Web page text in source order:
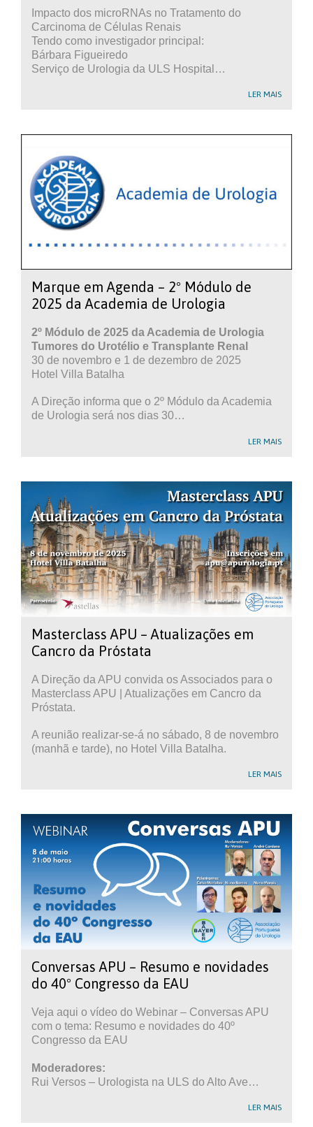
Impacto dos microRNAs no Tratamento do
Carcinoma de Células Renais
Tendo como investigador principal:
Bárbara Figueiredo
Serviço de Urologia da ULS Hospital…
LER MAIS
Marque em Agenda – 2º Módulo de
2025 da Academia de Urologia
2º Módulo de 2025 da Academia de Urologia
Tumores do Urotélio e Transplante Renal
30 de novembro e 1 de dezembro de 2025
Hotel Villa Batalha
A Direção informa que o 2º Módulo da Academia
de Urologia será nos dias 30…
LER MAIS
Masterclass APU – Atualizações em
Cancro da Próstata
A Direção da APU convida os Associados para o
Masterclass APU | Atualizações em Cancro da
Próstata.
A reunião realizar-se-á no sábado, 8 de novembro
(manhã e tarde), no Hotel Villa Batalha.
LER MAIS
Conversas APU – Resumo e novidades
do 40º Congresso da EAU
Veja aqui o vídeo do Webinar – Conversas APU
com o tema: Resumo e novidades do 40º
Congresso da EAU
Moderadores:
Rui Versos – Urologista na ULS do Alto Ave…
LER MAIS